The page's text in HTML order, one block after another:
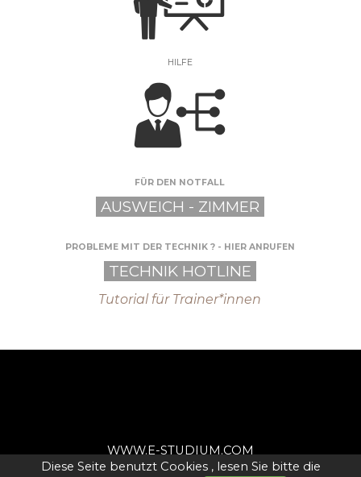
HILFE
FÜR DEN NOTFALL
AUSWEICH - ZIMMER
PROBLEME MIT DER TECHNIK ? - HIER ANRUFEN
TECHNIK HOTLINE
Tutorial für Trainer*innen
WWW.E-STUDIUM.COM
WWW.SPRECHER-AKADEMIE.COM
Diese Seite benutzt Cookies , lesen Sie bitte die